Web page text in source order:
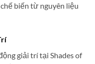
biến từ nguyên liệu
giải trí tại Shades of